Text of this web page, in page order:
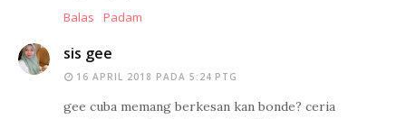
Balas
Padam
sis gee
16 APRIL 2018 PADA 5:24 PTG
gee cuba memang berkesan kan bonde? ceria